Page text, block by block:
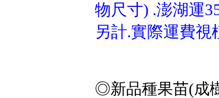
物尺寸) .澎湖運
另計.實際運費
◎新品種果苗(成